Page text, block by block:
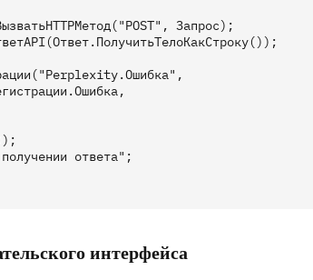
Запрос);
ответа";
интерфейса